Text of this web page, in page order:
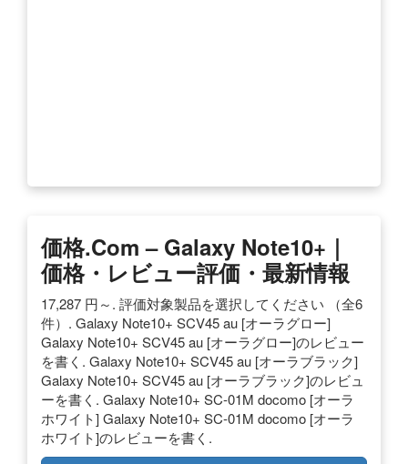
価格.com – Galaxy Note10+｜
価格・レビュー評価・最新情報
17,287 円～. 評価対象製品を選択してください （全6
件）. Galaxy Note10+ SCV45 au [オーラグロー]
Galaxy Note10+ SCV45 au [オーラグロー]のレビュー
を書く. Galaxy Note10+ SCV45 au [オーラブラック]
Galaxy Note10+ SCV45 au [オーラブラック]のレビュ
ーを書く. Galaxy Note10+ SC-01M docomo [オーラ
ホワイト] Galaxy Note10+ SC-01M docomo [オーラ
ホワイト]のレビューを書く.